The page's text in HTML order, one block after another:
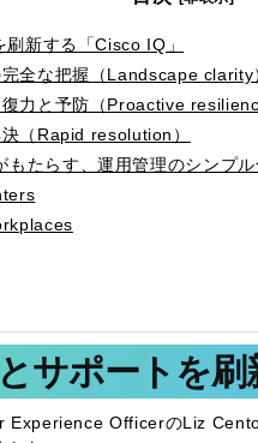
新する「Cisco IQ」
全な把握（Landscape clarity
力と予防（Proactive
（Rapid resolution）
たらす、運用管理のシンプル
サポートを
OfficerのLiz